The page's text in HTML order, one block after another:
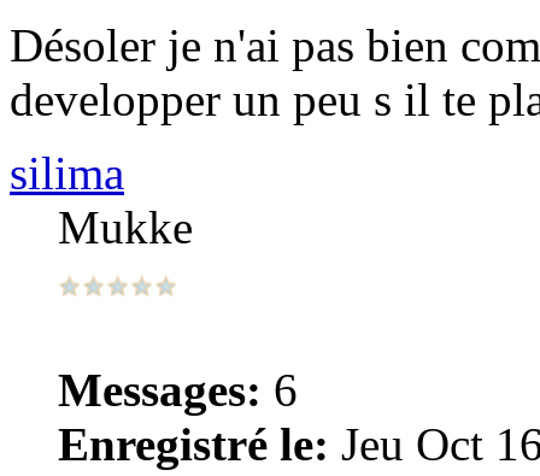
Désoler je n'ai pas bien
developper un peu s il te
silima
Mukke
Messages: 6
Enregistré le: Jeu Oct